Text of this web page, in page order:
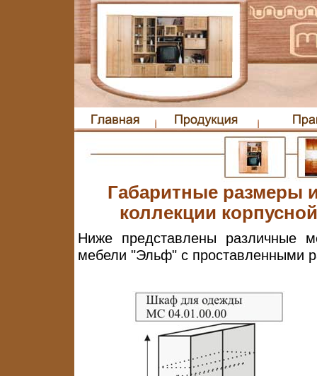
Габаритные размеры
коллекции
Ниже представлены различные
мебели "Эльф" с проставленными